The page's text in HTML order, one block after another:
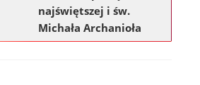
najświętszej i św.
Michała Archanioła